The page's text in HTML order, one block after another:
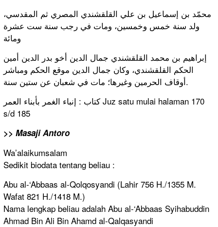
محمّد بن إسماعيل بن علي القلقشندي المصري ثم المقدسي،
ولد سنة خمس وخمسين، ومات في رجب سنة ست عشرة
ومائة
إبراهيم بن محمد القلقشندي جمال الدين أخو بدر الدين أمين
الحكم القلقشندي، وكان جمال الدين موقع الحكم ومباشر
أوقاف الحرمين وغيرها؛ مات في شعبان عن ستين سنة.
کتاب : إنباء الغمر بأبناء العمر Juz satu mulai halaman 170
s/d 185
>> Masaji Antoro
Wa’alaikumsalam
Sedikit biodata tentang beliau :
Abu al-‘Abbaas al-Qolqosyandi (Lahir 756 H./1355 M.
Wafat 821 H./1418 M.)
Nama lengkap beliau adalah Abu al-‘Abbaas Syihabuddin
Ahmad Bin Ali Bin Ahamd al-Qalqasyandi